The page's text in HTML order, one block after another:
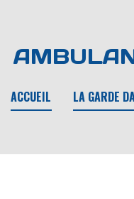
ACCUEIL LA GARDE